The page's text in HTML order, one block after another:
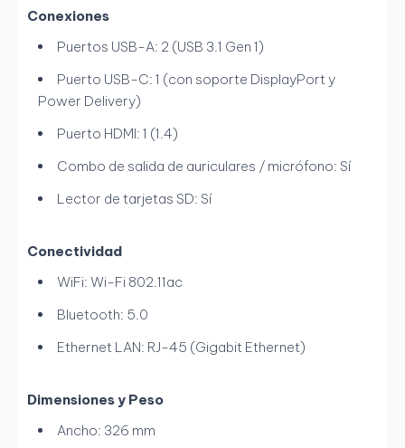
Conexiones
Puertos USB-A: 2 (USB 3.1 Gen 1)
Puerto USB-C: 1 (con soporte DisplayPort y
Power Delivery)
Puerto HDMI: 1 (1.4)
Combo de salida de auriculares / micrófono: Sí
Lector de tarjetas SD: Sí
Conectividad
WiFi: Wi-Fi 802.11ac
Bluetooth: 5.0
Ethernet LAN: RJ-45 (Gigabit Ethernet)
Dimensiones y Peso
Ancho: 326 mm